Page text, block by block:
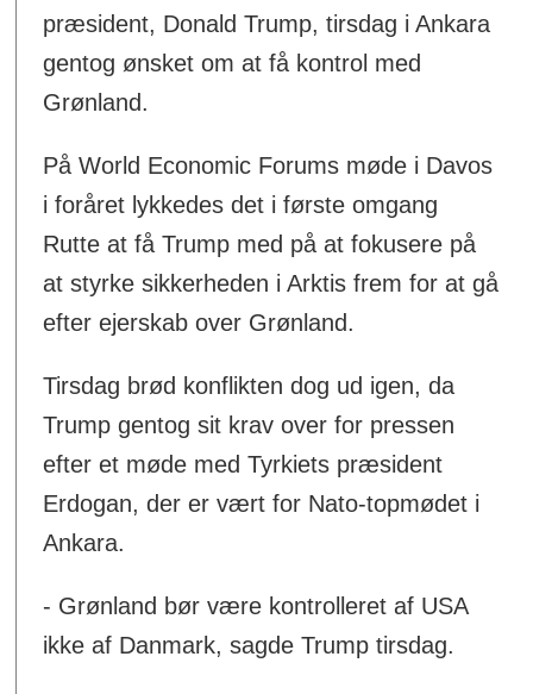
præsident, Donald Trump, tirsdag i Ankara
gentog ønsket om at få kontrol med
Grønland.
På World Economic Forums møde i Davos
i foråret lykkedes det i første omgang
Rutte at få Trump med på at fokusere på
at styrke sikkerheden i Arktis frem for at gå
efter ejerskab over Grønland.
Tirsdag brød konflikten dog ud igen, da
Trump gentog sit krav over for pressen
efter et møde med Tyrkiets præsident
Erdogan, der er vært for Nato-topmødet i
Ankara.
- Grønland bør være kontrolleret af USA
ikke af Danmark, sagde Trump tirsdag.